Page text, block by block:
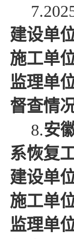
7.
建设单位
施工单位
监理单位
督查情
8.安
系恢复
建设单位
施工单位
监理单位